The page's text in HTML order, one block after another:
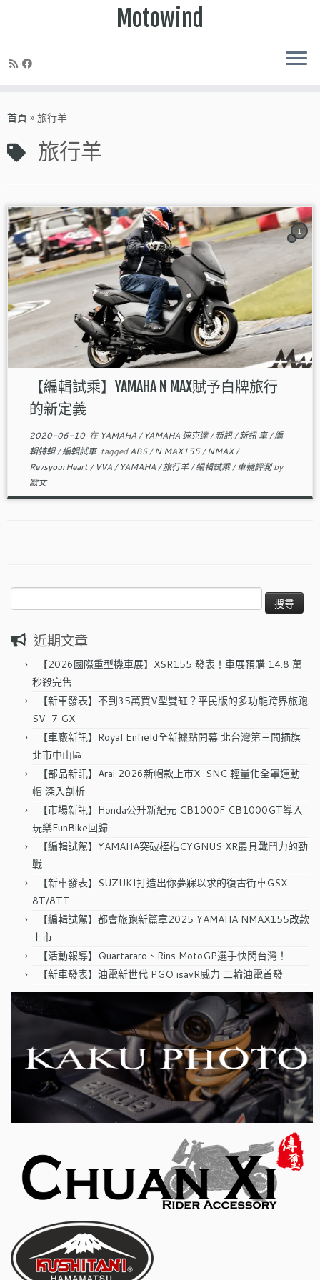
to
Motowind
首頁 » 旅行羊
旅行羊
1
【編輯試乘】YAMAHA N MAX賦予白牌旅行
的新定義
2020-06-10在 YAMAHA/ YAMAHA 速克達/新訊/新訊 車/編
輯特輯/編輯試車 taggedABS/N MAX155/NMAX/
RevsyourHeart/ VVA/ YAMAHA/旅行羊/編輯試乘/車輛評測by
歐文
尋
鍵
近期文章
【2026國際重型機車展】XSR155 發表！車展預購 14.8 萬
秒殺完售
【新車發表】不到35萬買V型雙缸？平民版的多功能跨界旅跑
SV-7 GX
【車廠新訊】Royal Enfield全新據點開幕 北台灣第三間插旗
北市中山區
【部品新訊】Arai 2026新帽款上市X-SNC 輕量化全罩運動
帽 深入剖析
【市場新訊】Honda公升新紀元 CB1000F CB1000GT導入
玩樂FunBike回歸
【編輯試駕】YAMAHA突破桎梏CYGNUS XR最具戰鬥力的勁
戰
【新車發表】SUZUKI打造出你夢寐以求的復古街車GSX
8T/8TT
【編輯試駕】都會旅跑新篇章2025 YAMAHA NMAX155改款
上市
【活動報導】Quartararo、Rins MotoGP選手快閃台灣！
【新車發表】油電新世代 PGO isavR威力 二輪油電首發